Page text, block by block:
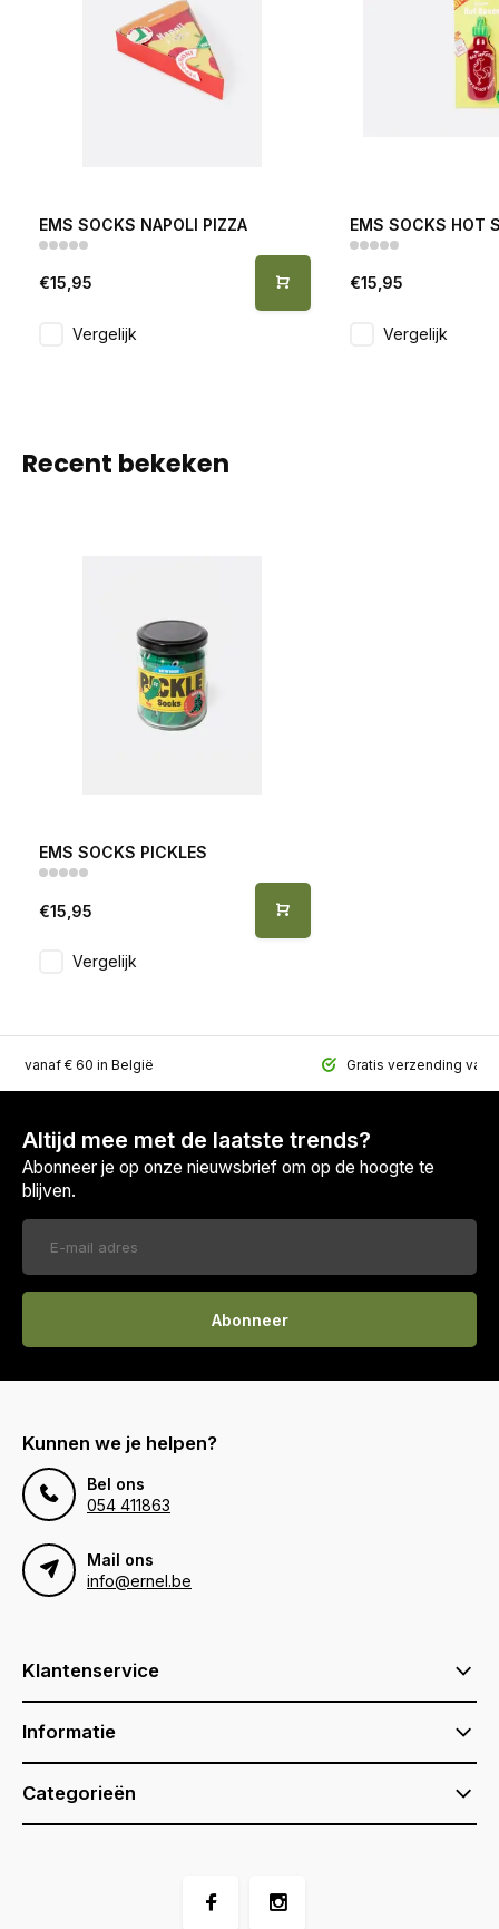
EMS SOCKS NAPOLI PIZZA
€15,95
Vergelijk
EMS SOCKS HOT
€15,95
Vergelijk
Recent bekeken
EMS SOCKS PICKLES
€15,95
Vergelijk
vanaf € 60 in België Gratis verzending
Altijd mee met de laatste trends?
Abonneer je op onze nieuwsbrief om op de hoogte te
blijven.
Abonneer
Kunnen we je helpen?
Bel ons
054 411863
Mail ons
info@ernel.be
Klantenservice
Informatie
Categorieën